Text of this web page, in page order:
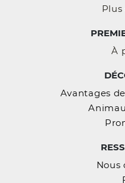
Plus
À
Avantages
Nous